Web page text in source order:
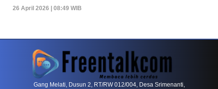
26 April 2026 | 08:49 WIB
PETIR800 LOGIN Baccarat Dan Evolusi Game Meja Digital
Gang Melati, Dusun 2, RT/RW 012/004, Desa Srimenanti,